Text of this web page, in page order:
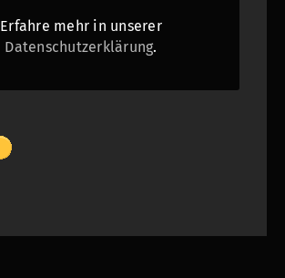
Erfahre mehr in unserer
Datenschutzerklärung.